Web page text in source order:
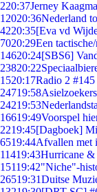
220:37Jerney
12020:36Nederland
4220:35[Eva vd
7020:29Een
14620:24[SBS6]
23820:22
1520:17Radio 2
24719:58
24219:53
16619:49Voorspel
2219:45[Dagboek]
6519:44Afvallen met
11419:43Hurricane &
15119:42"Niche"-
26519:31Duitse